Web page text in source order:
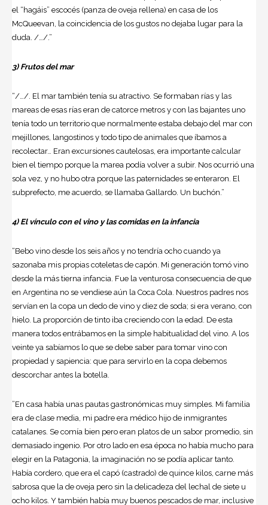
el “hagáis” escocés (panza de oveja rellena) en casa de los
McQueevan, la coincidencia de los gustos no dejaba lugar para la
duda. /…/.”
3) Frutos del mar
“/…/. El mar también tenía su atractivo. Se formaban rías y las
mareas de esas rías eran de catorce metros y con las bajantes uno
tenía todo un territorio que normalmente estaba debajo del mar con
mejillones, langostinos y todo tipo de animales que íbamos a
recolectar… Eran excursiones cautelosas, era importante calcular
bien el tiempo porque la marea podía volver a subir. Nos ocurrió una
sola vez, y no hubo otra porque las paternidades se enteraron. El
subprefecto, me acuerdo, se llamaba Gallardo. Un buchón.”
4) El vínculo con el vino y las comidas en la infancia
“Bebo vino desde los seis años y no tendría ocho cuando ya
sazonaba mis propias coteletas de capón. Mi generación tomó vino
desde la más tierna infancia. Fue la venturosa consecuencia de que
en Argentina no se vendiese aún la Coca Cola. Nuestros padres nos
servían en la copa un dedo de vino y diez de soda; si era verano, con
hielo. La proporción de tinto iba creciendo con la edad. De esta
manera todos entrábamos en la simple habitualidad del vino. A los
veinte ya sabíamos lo que se debe saber para tomar vino con
propiedad y sapiencia: que para servirlo en la copa debemos
descorchar antes la botella.
”En casa había unas pautas gastronómicas muy simples. Mi familia
era de clase media, mi padre era médico hijo de inmigrantes
catalanes. Se comía bien pero eran platos de un sabor promedio, sin
demasiado ingenio. Por otro lado en esa época no había mucho para
elegir en la Patagonia, la imaginación no se podía aplicar tanto.
Había cordero, que era el capó (castrado) de quince kilos, carne más
sabrosa que la de oveja pero sin la delicadeza del lechal de siete u
ocho kilos. Y también había muy buenos pescados de mar, inclusive